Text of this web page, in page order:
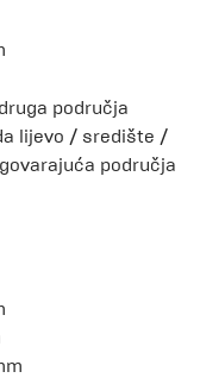
područja
lijevo / središte /
područja